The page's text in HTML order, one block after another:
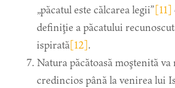
„păcatul este călcarea legii”[11]
definiţie a păcatului
ispirată[12].
Natura păcătoasă moştenită va
credincios până la venirea lui